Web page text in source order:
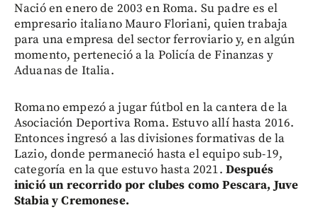
Nació en enero de 2003 en Roma. Su padre es el
empresario italiano Mauro Floriani, quien trabaja
para una empresa del sector ferroviario y, en algún
momento, perteneció a la Policía de Finanzas y
Aduanas de Italia.
Romano empezó a jugar fútbol en la cantera de la
Asociación Deportiva Roma. Estuvo allí hasta 2016.
Entonces ingresó a las divisiones formativas de la
Lazio, donde permaneció hasta el equipo sub-19,
categoría en la que estuvo hasta 2021. Después
inició un recorrido por clubes como Pescara, Juve
Stabia y Cremonese.